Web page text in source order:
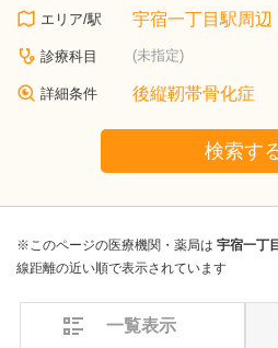
エリア/駅 宇宿一丁目駅周辺
診療科目 (未指定)
詳細条件 後縦靭帯骨化症
検索す
※このページの医療機関・薬局は 宇宿一丁
線距離の近い順で表示されています
一覧表示